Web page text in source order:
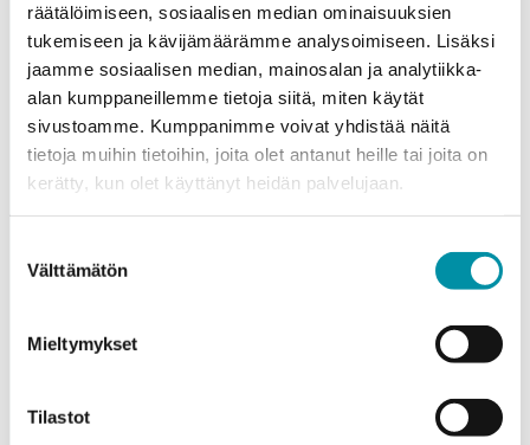
räätälöimiseen, sosiaalisen median ominaisuuksien
tukemiseen ja kävijämäärämme analysoimiseen. Lisäksi
jaamme sosiaalisen median, mainosalan ja analytiikka-
alan kumppaneillemme tietoja siitä, miten käytät
sivustoamme. Kumppanimme voivat yhdistää näitä
tietoja muihin tietoihin, joita olet antanut heille tai joita on
kerätty, kun olet käyttänyt heidän palvelujaan.
valinta
Välttämätön
Mieltymykset
Tilastot
Yhteyshenkilö*
Sähköposti *
Puhelinnumero
Valitse tuote ja syötä tilauksen määrä metreinä. Huomioithan, että
valittu laatu määrittää tilauksen minimipainon.